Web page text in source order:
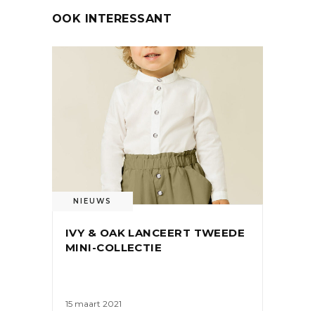
OOK INTERESSANT
NIEUWS
IVY & OAK LANCEERT TWEEDE
MINI-COLLECTIE
15 maart 2021